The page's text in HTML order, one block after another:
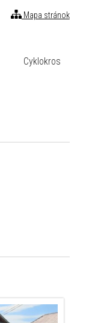
Mapa stránok
Cyklokros